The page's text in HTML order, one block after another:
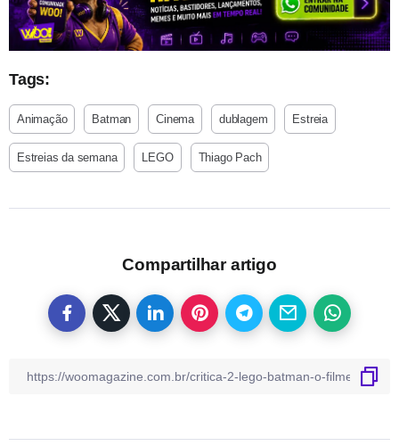
Tags:
Animação Batman Cinema dublagem Estreia
Estreias da semana LEGO Thiago Pach
Compartilhar artigo